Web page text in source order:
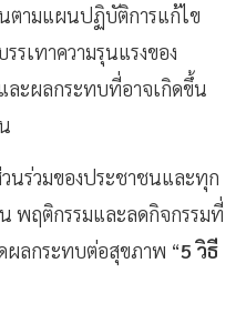
นตามแผนปฏิบัติการแก้ไข
เทาความรุนแรงของ
ละผลกระทบที่อาจเกิดขึ้น
นร่วมของประชาชนและทุก
พฤติกรรมและลดกิจกรรมที่
ผลกระทบต่อสุขภาพ “5 วิธี